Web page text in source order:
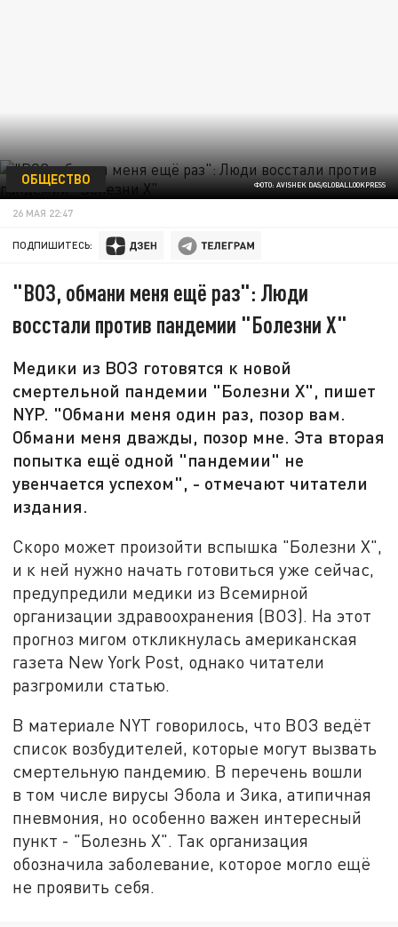
ФОТО: AVISHEK DAS/GLOBALLOOKPRESS
ОБЩЕСТВО
26 МАЯ 22:47
ПОДПИШИТЕСЬ:
"ВОЗ, обмани меня ещё раз": Люди
восстали против пандемии "Болезни Х"
Медики из ВОЗ готовятся к новой
смертельной пандемии "Болезни Х", пишет
NYP. "Обмани меня один раз, позор вам.
Обмани меня дважды, позор мне. Эта вторая
попытка ещё одной "пандемии" не
увенчается успехом", - отмечают читатели
издания.
Скоро может произойти вспышка "Болезни Х",
и к ней нужно начать готовиться уже сейчас,
предупредили медики из Всемирной
организации здравоохранения (ВОЗ). На этот
прогноз мигом откликнулась американская
газета New York Post, однако читатели
разгромили статью.
В материале NYT говорилось, что ВОЗ ведёт
список возбудителей, которые могут вызвать
смертельную пандемию. В перечень вошли
в том числе вирусы Эбола и Зика, атипичная
пневмония, но особенно важен интересный
пункт - "Болезнь Х". Так организация
обозначила заболевание, которое могло ещё
не проявить себя.